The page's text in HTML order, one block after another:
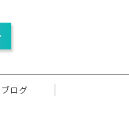
ブログ